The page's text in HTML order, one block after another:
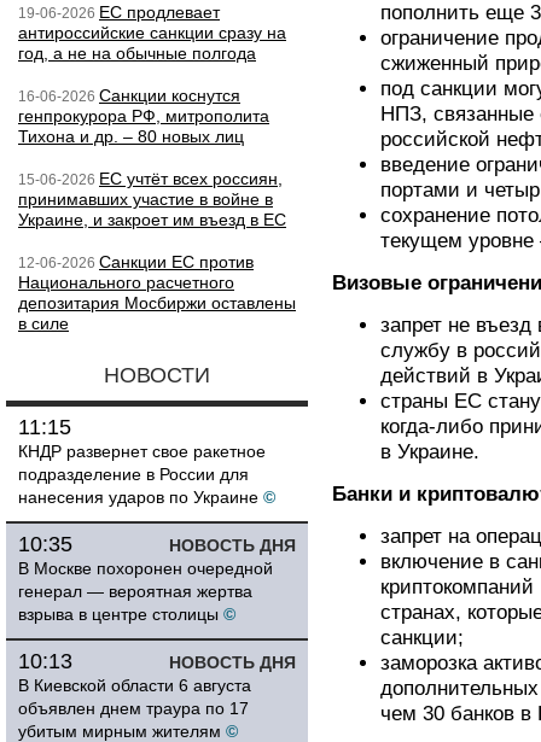
19-06-2026 ЕС продлевает
антироссийские санкции сразу на
год, а не на обычные полгода
16-06-2026 Санкции коснутся
генпрокурора РФ, митрополита
Тихона и др. – 80 новых лиц
15-06-2026 ЕС учтёт всех россиян,
принимавших участие в войне в
Украине, и закроет им въезд в ЕС
12-06-2026 Санкции ЕС против
Национального расчетного
депозитария Мосбиржи оставлены
в силе
НОВОСТИ
11:15
КНДР развернет свое ракетное
подразделение в России для
нанесения ударов по Украине ©
НОВОСТЬ ДНЯ
10:35
В Москве похоронен очередной
генерал — вероятная жертва
взрыва в центре столицы ©
НОВОСТЬ ДНЯ
10:13
В Киевской области 6 августа
объявлен днем траура по 17
убитым мирным жителям ©
пополнить еще
ограничение
сжиженный
под санкции
НПЗ, связанные
российской
введение
портами и
сохранение
текущем уровне
Визовые
запрет не
службу в
действий в
страны ЕС
когда-либо
в Украине.
Банки и
запрет на
включение в
странах,
санкции;
заморозка
чем 30 банков в